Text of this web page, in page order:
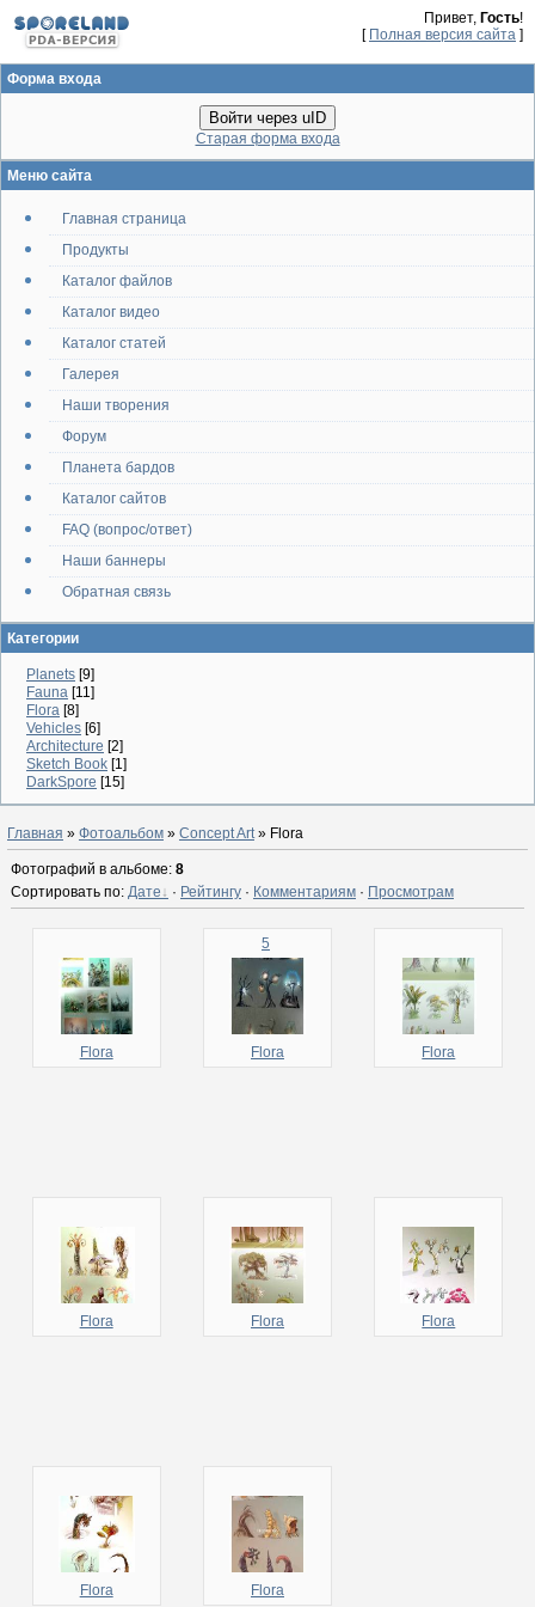
Привет, Гость!
[ Полная версия сайта ]
Форма входа
Войти через uID
Старая форма входа
Меню сайта
Главная страница
Продукты
Каталог файлов
Каталог видео
Каталог статей
Галерея
Наши творения
Форум
Планета бардов
Каталог сайтов
FAQ (вопрос/ответ)
Наши баннеры
Обратная связь
Категории
Planets [9]
Fauna [11]
Flora [8]
Vehicles [6]
Architecture [2]
Sketch Book [1]
DarkSpore [15]
Главная » Фотоальбом » Concept Art» Flora
Фотографий в альбоме: 8
Сортировать по: Дате · Рейтингу · Комментариям · Просмотрам
Flora
5
Flora Flora
Flora Flora Flora
Flora Flora